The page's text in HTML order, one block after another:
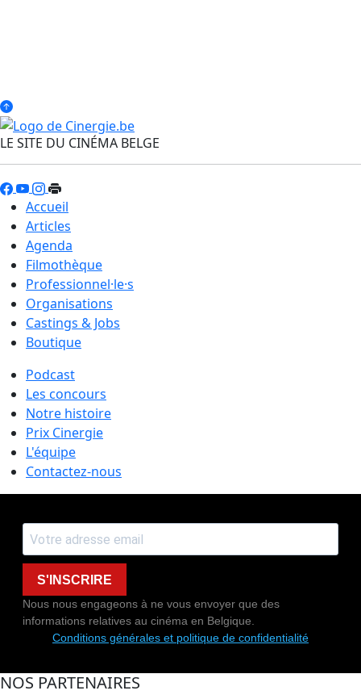
LE SITE DU CINÉMA BELGE
Accueil
Articles
Agenda
Filmothèque
Professionnel·le·s
Organisations
Castings & Jobs
Boutique
Podcast
Les concours
Notre histoire
Prix Cinergie
L'équipe
Contactez-nous
S'INSCRIRE
Nous nous engageons à ne vous envoyer que des
informations relatives au cinéma en Belgique.
Conditions générales et politique de confidentialité
NOS PARTENAIRES